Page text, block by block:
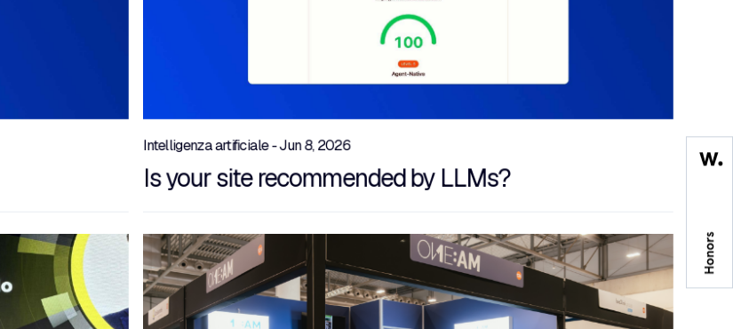
Intelligenza artificiale - Jun 8, 2026
Is your site recommended by LLMs?